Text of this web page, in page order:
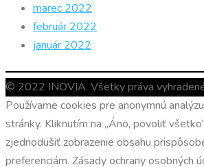
marec 2022
február 2022
január 2022
© 2022 INOVIA. Všetky práva
Používame cookies pre anonymnú
stránky. Kliknutím na „Áno, povoliť
zjednodušiť zobrazenie obsahu
preferenciám. Zásady ochrany osobných